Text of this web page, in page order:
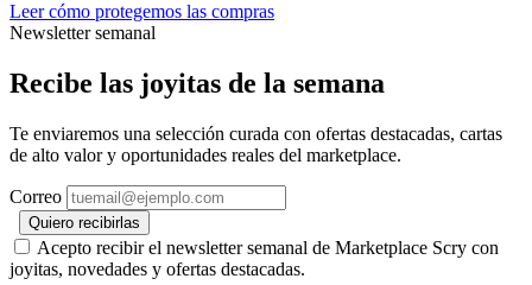
Leer cómo protegemos las compras
Newsletter semanal
Recibe las joyitas de la semana
Te enviaremos una selección curada con ofertas destacadas, cartas
de alto valor y oportunidades reales del marketplace.
Correo
Quiero recibirlas
Acepto recibir el newsletter semanal de Marketplace Scry con
joyitas, novedades y ofertas destacadas.